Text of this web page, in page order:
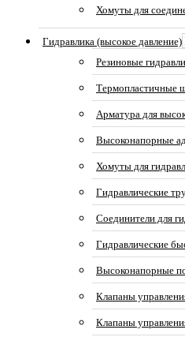
Хомуты для
Гидравлика (высокое давление)
Резиновые
Термопластичные
Арматура для
Высоконапорные
Хомуты для
Гидравлические
Соединители для
Гидравлические
Высоконапорные
Клапаны
Клапаны